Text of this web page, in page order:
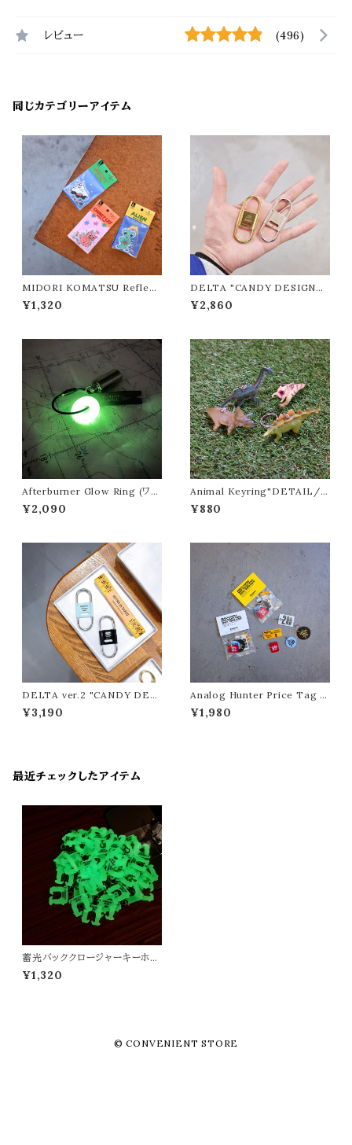
レビュー (496)
同じカテゴリーアイテム
MIDORI KOMATSU Reflect
or "DETAIL/ディテール"
¥1,320
DELTA "CANDY DESIGN&
WORKS/キャンディーデザイン
ワークス"
¥2,860
Afterburner Glow Ring (ワイ
ヤー付き)"DETAIL/ディテー
ル"
¥2,090
Animal Keyring"DETAIL/
ディテール"
¥880
DELTA ver.2 "CANDY DESI
GN&WORKS/キャンディーデ
ザインワークス"
¥3,190
Analog Hunter Price Tag K
ey Plate "CANDY DESIGN&
WORKS/キャンディーデザイン
¥1,980
最近チェックしたアイテム
蓄光バッククロージャーキーホル
ダー "CONVENIENT STOR
E/コンビニエントストア"
¥1,320
© CONVENIENT STORE